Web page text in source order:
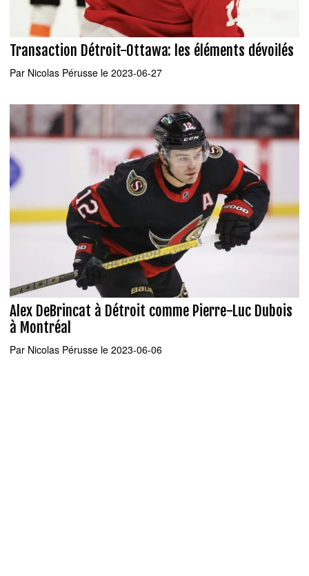
Transaction Détroit-Ottawa: les éléments dévoilés
Par Nicolas Pérusse le 2023-06-27
Alex DeBrincat à Détroit comme Pierre-Luc Dubois
à Montréal
Par Nicolas Pérusse le 2023-06-06